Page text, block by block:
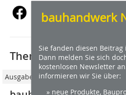
bauhandwerk
Sie fanden diesen Beitrag
Dann melden Sie sich
kostenlosen Newsletter
informieren wir Sie über:
» neue Produkte,
Thematisch
Ausgabe 6/2024